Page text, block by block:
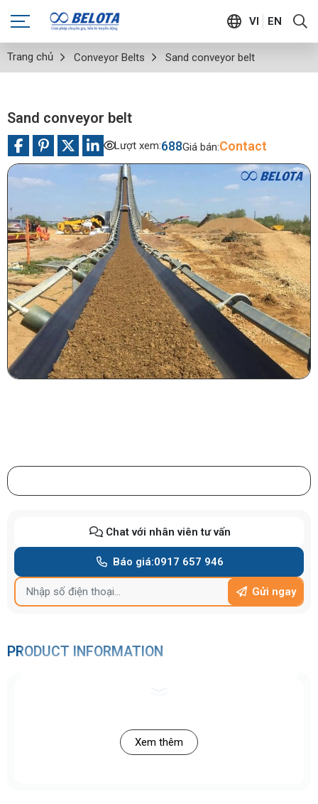
VI EN
Trang chủ Conveyor Belts Sand conveyor belt
Sand conveyor belt
Lượt xem:688Giá bán:Contact
Chat với nhân viên tư vấn
Báo giá:0917 657 946
Gửi ngay
PRODUCT INFORMATION
Xem thêm